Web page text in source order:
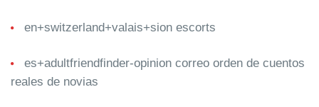
en+switzerland+valais+sion escorts
es+adultfriendfinder-opinion correo orden de cuentos
reales de novias